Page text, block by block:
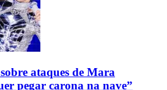
ataques de Mara
pegar carona na nave”